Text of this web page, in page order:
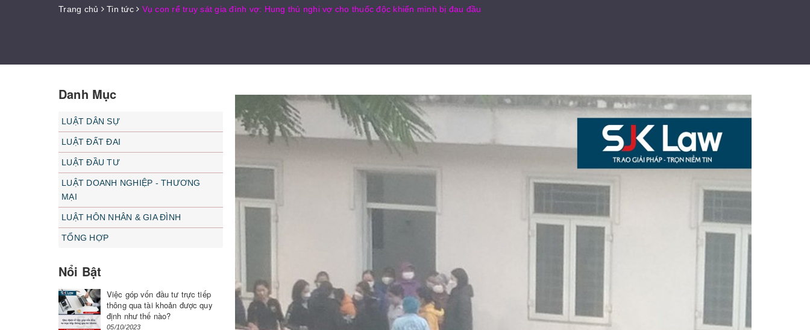
Trang chủ Tin tức Vụ con rể truy sát gia đình vợ: Hung thủ nghi vợ cho thuốc độc khiến mình bị đau đầu
Danh Mục
LUẬT DÂN SỰ
LUẬT ĐẤT ĐAI
LUẬT ĐẦU TƯ
LUẬT DOANH NGHIỆP - THƯƠNG
MẠI
LUẬT HÔN NHÂN & GIA ĐÌNH
TỔNG HỢP
Nổi Bật
Việc góp vốn đầu tư trực tiếp
thông qua tài khoản được quy
định như thế nào?
05/10/2023